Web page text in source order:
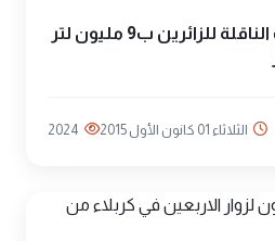
كربلاء:تجهيز المركبات الناقلة للزائرين ب9 مليون لتر
الثلاثاء 01 كانون الأول 2015 2024